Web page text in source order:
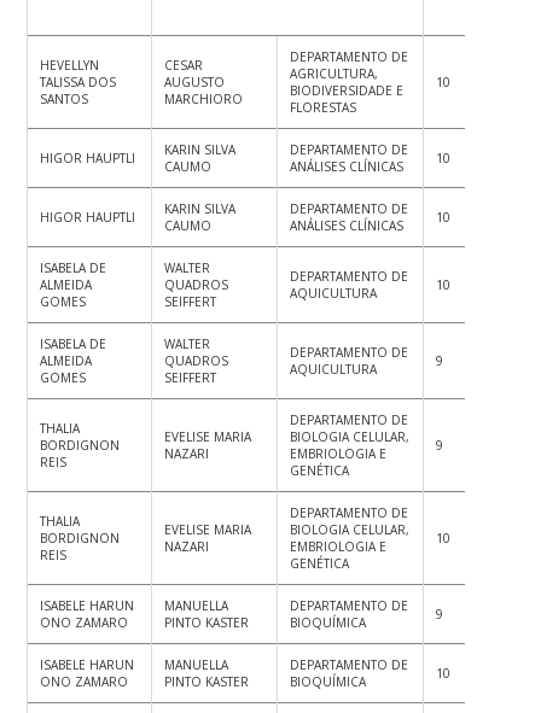
HEVELLYN
TALISSA DOS
SANTOS
CESAR
AUGUSTO
MARCHIORO
DEPARTAMENTO DE
AGRICULTURA,
BIODIVERSIDADE E
FLORESTAS
10
HIGOR HAUPTLI
KARIN SILVA
CAUMO
DEPARTAMENTO DE
ANÁLISES CLÍNICAS
10
HIGOR HAUPTLI
KARIN SILVA
CAUMO
DEPARTAMENTO DE
ANÁLISES CLÍNICAS
10
ISABELA DE
ALMEIDA
GOMES
WALTER
QUADROS
SEIFFERT
DEPARTAMENTO DE
AQUICULTURA
10
ISABELA DE
ALMEIDA
GOMES
WALTER
QUADROS
SEIFFERT
DEPARTAMENTO DE
AQUICULTURA
9
THALIA
BORDIGNON
REIS
EVELISE MARIA
NAZARI
DEPARTAMENTO DE
BIOLOGIA CELULAR,
EMBRIOLOGIA E
GENÉTICA
9
THALIA
BORDIGNON
REIS
EVELISE MARIA
NAZARI
DEPARTAMENTO DE
BIOLOGIA CELULAR,
EMBRIOLOGIA E
GENÉTICA
10
ISABELE HARUN
ONO ZAMARO
MANUELLA
PINTO KASTER
DEPARTAMENTO DE
BIOQUÍMICA
9
ISABELE HARUN
ONO ZAMARO
MANUELLA
PINTO KASTER
DEPARTAMENTO DE
BIOQUÍMICA
10